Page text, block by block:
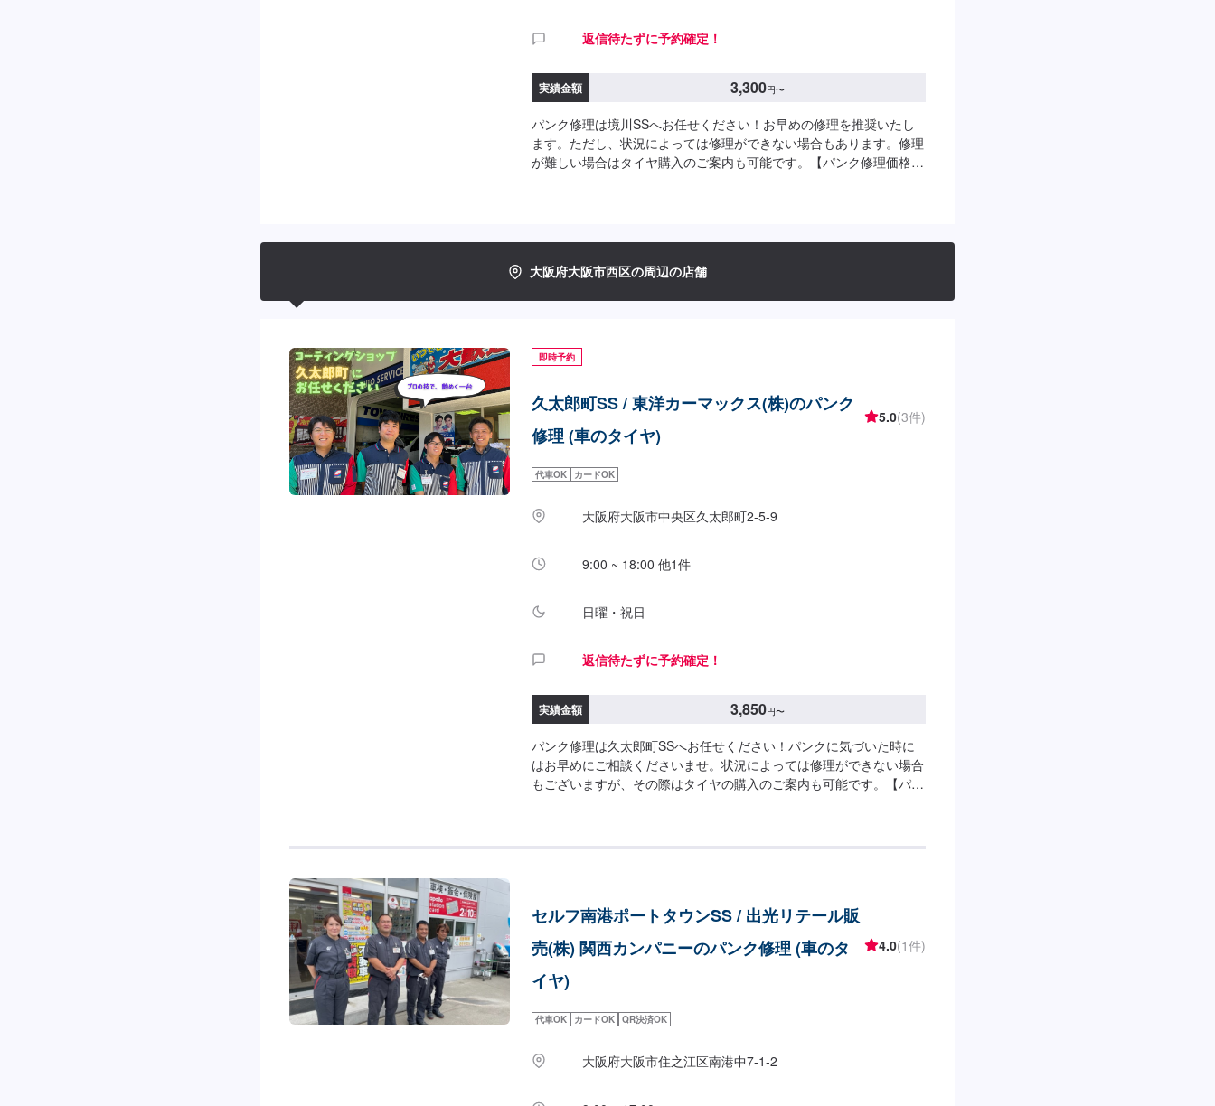
返信待たずに予約確定！
実績金額 3,300円〜
パンク修理は境川SSへお任せください！お早めの修理を推奨いたし
ます。ただし、状況によっては修理ができない場合もあります。修理
が難しい場合はタイヤ購入のご案内も可能です。【パンク修理価格】
大阪府大阪市西区の周辺の店舗
即時予約
久太郎町SS / 東洋カーマックス(株)のパンク
修理 (車のタイヤ)
5.0(3件)
代車OK カードOK
大阪府大阪市中央区久太郎町2-5-9
9:00 ~ 18:00 他1件
日曜・祝日
返信待たずに予約確定！
実績金額 3,850円〜
パンク修理は久太郎町SSへお任せください！パンクに気づいた時に
はお早めにご相談くださいませ。状況によっては修理ができない場合
もございますが、その際はタイヤの購入のご案内も可能です。【パン
セルフ南港ポートタウンSS / 出光リテール販
売(株) 関西カンパニーのパンク修理 (車のタ
イヤ)
4.0(1件)
代車OK カードOK QR決済OK
大阪府大阪市住之江区南港中7-1-2